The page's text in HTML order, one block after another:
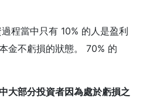
程當中只有 10% 的人是盈利
金不虧損的狀態。 70% 的
大部分投資者因為處於虧損之